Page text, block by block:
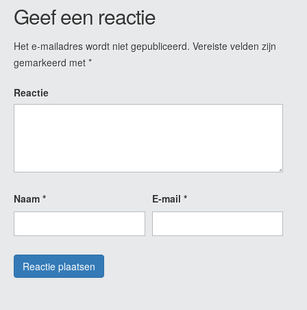
Geef een reactie
Het e-mailadres wordt niet gepubliceerd. Vereiste velden zijn
gemarkeerd met *
Reactie
Naam * E-mail *